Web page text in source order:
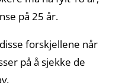
på 25 år.
forskjellene når
på å sjekke de